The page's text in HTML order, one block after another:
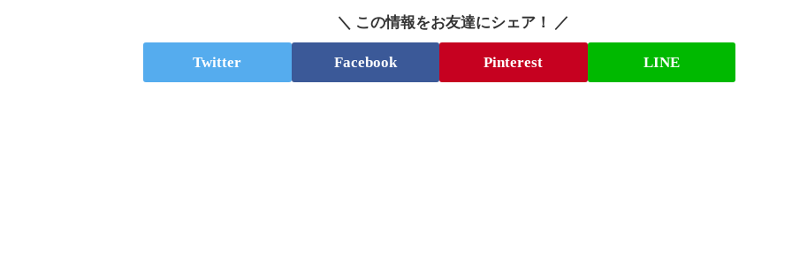
＼ この情報をお友達にシェア！ ／
Twitter Facebook Pinterest LINE